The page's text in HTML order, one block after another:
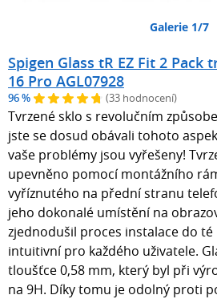
Galerie 1/7
Spigen Glass tR EZ Fit 2 Pack
16 Pro AGL07928
96 % (33 hodnocení)
Tvrzené sklo s revolučním
jste se dosud obávali tohoto
vaše problémy jsou vyřešeny!
upevněno pomocí montážního
vyříznutého na přední stranu
jeho dokonalé umístění na
zjednodušil proces instalace do té
intuitivní pro každého uživatele.
tloušťce 0,58 mm, který byl při
na 9H. Díky tomu je odolný proti